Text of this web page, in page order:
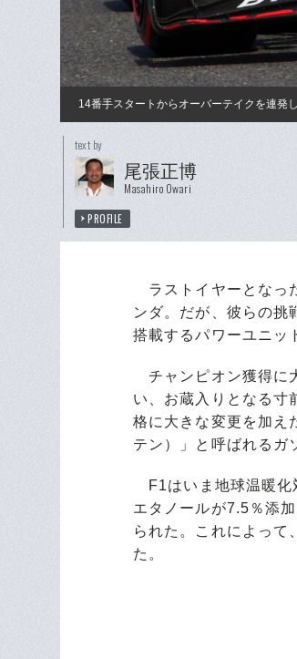
14番手スタートからオーバーテイクを連発
text by
尾張正博
Masahiro Owari
PROFILE
ラストイヤーとなっ
ンダ。だが、彼らの挑
搭載するパワーユニッ
チャンピオン獲得に
い、お蔵入りとなる寸
格に大きな変更を加え
テン）」と呼ばれるガ
F1はいま地球温暖化
エタノールが7.5％添
られた。これによって
た。